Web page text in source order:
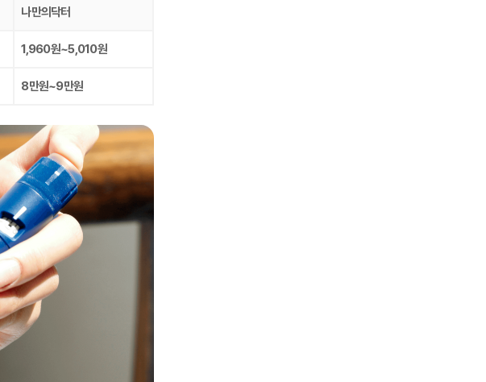
나만의닥터
1,960원~5,010원
8만원~9만원